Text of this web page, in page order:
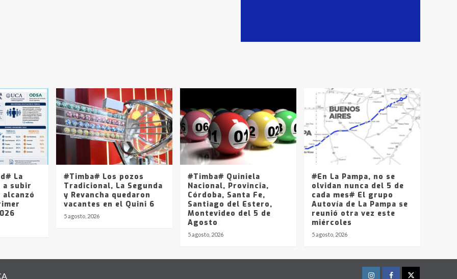
3
Identidad de los
adolescentes
pampeanos que fueron
protagonistas del fatal
accidente en la mañana
del lunes
4
Accidente en Ruta 5:
falleció un joven de
Trenque Lauquen
Los precios de los
combustibles en La
Pampa, desde YPF hasta
Axion entre 857 a 1338
pesos
La
a subir
#Timba# Los pozos
Tradicional, La Segunda
y Revancha quedaron
vacantes en el Quini 6
5 agosto, 2026
#Timba# Quiniela
Nacional, Provincia,
Córdoba, Santa Fe,
Santiago del Estero,
Montevideo del 5 de
Agosto
5 agosto, 2026
#En La Pampa, no se
olvidan nunca del 5 de
cada mes# El grupo
Autovía de La Pampa se
reunió otra vez este
miércoles
5 agosto, 2026